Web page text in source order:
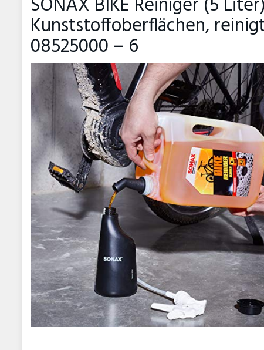
Kunststoffoberflächen,
08525000 – 6